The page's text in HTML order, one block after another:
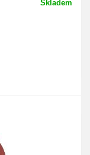
Skladem